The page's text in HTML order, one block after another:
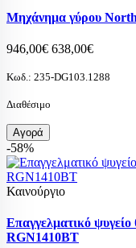
Μηχάνημα γύρου
946,00€ 638,00€
Κωδ.: 235-DG103.1288
Διαθέσιμο
Αγορά
-58%
Καινούργιο
Επαγγελματικό
RGN1410BT